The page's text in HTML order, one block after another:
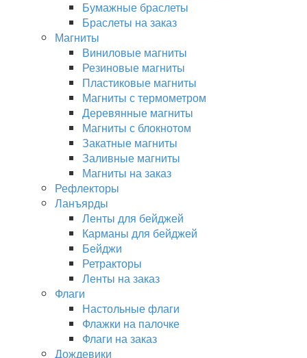
Бумажные браслеты
Браслеты на заказ
Магниты
Виниловые магниты
Резиновые магниты
Пластиковые магниты
Магниты с термометром
Деревянные магниты
Магниты с блокнотом
Закатные магниты
Заливные магниты
Магниты на заказ
Рефлекторы
Ланъярды
Ленты для бейджей
Карманы для бейджей
Бейджи
Ретракторы
Ленты на заказ
Флаги
Настольные флаги
Флажки на палочке
Флаги на заказ
Дождевики